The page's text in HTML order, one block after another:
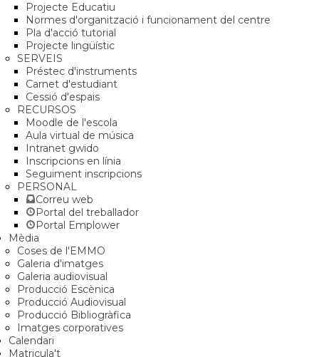
Projecte Educatiu
Normes d'organització i funcionament del centre
Pla d'acció tutorial
Projecte lingüístic
SERVEIS
Préstec d'instruments
Carnet d'estudiant
Cessió d'espais
RECURSOS
Moodle de l'escola
Aula virtual de música
Intranet gwido
Inscripcions en línia
Seguiment inscripcions
PERSONAL
Correu web
Portal del treballador
Portal Emplower
Mèdia
Coses de l'EMMO
Galeria d'imatges
Galeria audiovisual
Producció Escènica
Producció Audiovisual
Producció Bibliogràfica
Imatges corporatives
Calendari
Matricula't